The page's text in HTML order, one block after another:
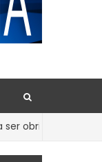
para 1ª